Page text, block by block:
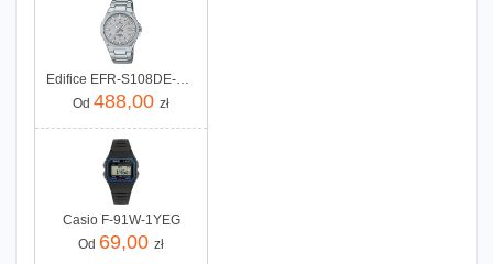
Od 488,00 zł
Casio F-91W-1YEG
Od 69,00 zł